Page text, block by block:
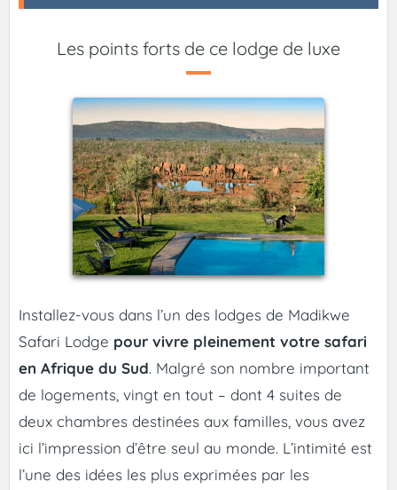
Les points forts de ce lodge de luxe
Installez-vous dans l’un des lodges de Madikwe
Safari Lodge pour vivre pleinement votre safari
en Afrique du Sud. Malgré son nombre important
de logements, vingt en tout – dont 4 suites de
deux chambres destinées aux familles, vous avez
ici l’impression d’être seul au monde. L’intimité est
l’une des idées les plus exprimées par les